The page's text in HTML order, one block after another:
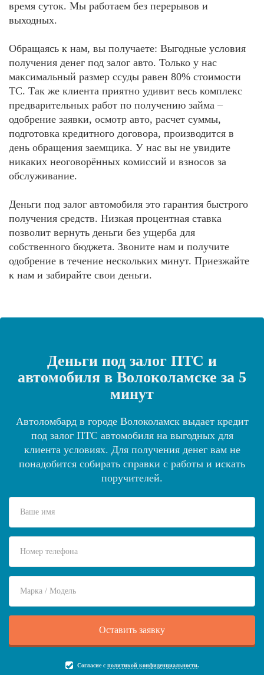
время суток. Мы работаем без перерывов и
выходных.
Обращаясь к нам, вы получаете: Выгодные условия
получения денег под залог авто. Только у нас
максимальный размер ссуды равен 80% стоимости
ТС. Так же клиента приятно удивит весь комплекс
предварительных работ по получению займа –
одобрение заявки, осмотр авто, расчет суммы,
подготовка кредитного договора, производится в
день обращения заемщика. У нас вы не увидите
никаких неоговорённых комиссий и взносов за
обслуживание.
Деньги под залог автомобиля это гарантия быстрого
получения средств. Низкая процентная ставка
позволит вернуть деньги без ущерба для
собственного бюджета. Звоните нам и получите
одобрение в течение нескольких минут. Приезжайте
к нам и забирайте свои деньги.
Деньги под залог ПТС и
автомобиля в Волоколамске за 5
минут
Автоломбард в городе Волоколамск выдает кредит
под залог ПТС автомобиля на выгодных для
клиента условиях. Для получения денег вам не
понадобится собирать справки с работы и искать
поручителей.
Согласие с политикой конфиденциальности.